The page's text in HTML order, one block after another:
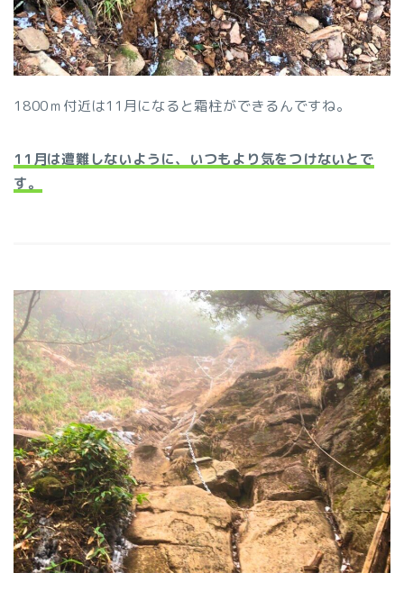
1800ｍ付近は11月になると霜柱ができるんですね。
11月は遭難しないように、いつもより気をつけないとで
す。